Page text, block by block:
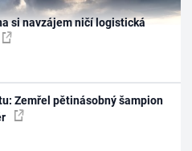
si navzájem ničí logistická
Zemřel pětinásobný šampion